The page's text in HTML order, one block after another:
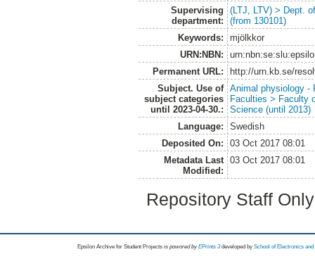
Supervising
department:
(LTJ, LTV) > Dept.
(from 130101)
Keywords:
mjölkkor
URN:NBN:
Permanent URL:
http://urn.kb.se/
Subject. Use of
subject categories
until 2023-04-30.:
Animal physiology -
Faculties > Faculty
Science (until 2013)
Language:
Swedish
Deposited On:
03 Oct 2017 08:01
Metadata Last
Modified:
03 Oct 2017 08:01
Repository Staff
Epsilon Archive for Student Projects is powored byEPrints 3 developed by School of Electronics